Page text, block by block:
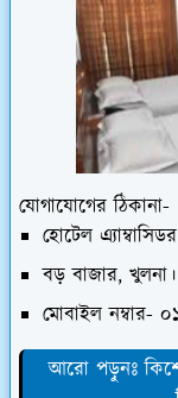
যোগাযোগের ঠিকানা-
হোটেল
বড় বাজার, খুলনা।
মোবাইল নম্বার-
আরো পড়ুনঃ